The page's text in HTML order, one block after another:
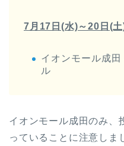
7月17日(水)～20日(
イオンモール成
ル
イオンモール成田のみ、
っていることに注意しま